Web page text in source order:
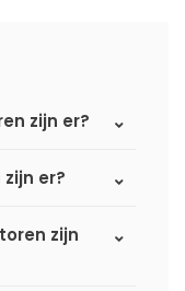
zijn er?
er?
zijn